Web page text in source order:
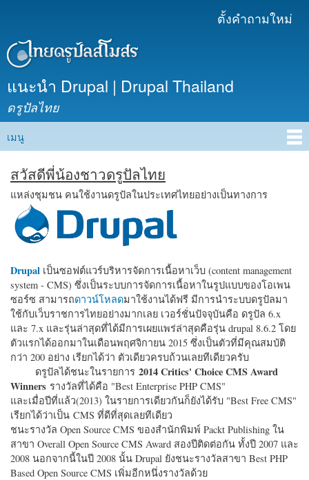
เนื้อหา
ตั้งคำถามใหม่
แนะนำ Drupal | Drupal Thailand
ดรูปัลไทย
Main menu
เมนู
สวัสดีพี่น้องชาวดรูปัลไทย
แหล่งชุมชน คนใช้งานดรูปัลในประเทศไทยอย่างเป็นทางการ
Drupal เป็นซอฟต์แวร์บริหารจัดการเนื้อหาเว็บ (content management
system - CMS) ซึ่งเป็นระบบการจัดการเนื้อหาในรูปแบบของโอเพน
ซอร์ซ สามารถดาวน์โหลดมาใช้งานได้ฟรี มีการนำระบบดรูปัลมา
ใช้กับเว็บราชการไทยอย่างมากเลย เวอร์ชั่นปัจจุบันคือ ดรูปัล 6.x
และ 7.x และรุ่นล่าสุดที่ได้มีการเผยแพร่ล่าสุดคือรุ่น drupal 8.6.2 โดย
ตัวแรกได้ออกมาในเดือนพฤศจิกายน 2015 ซึ่งเป็นตัวที่มีคุณสมบัติ
กว่า 200 อย่าง เรียกได้ว่า ตัวเดียวครบถ้วนเลยทีเดียวครับ
ดรูปัลได้ชนะในรายการ 2014 Critics' Choice CMS Award
Winners รางวัลที่ได้คือ "Best Enterprise PHP CMS"
และเมื่อปีที่แล้ว(2013) ในรายการเดียวกันก็ยังได้รับ "Best Free CMS"
เรียกได้ว่าเป็น CMS ที่ดีที่สุดเลยทีเดียว
ชนะรางวัล Open Source CMS ของสำนักพิมพ์ Packt Publishing ใน
สาขา Overall Open Source CMS Award สองปีติดต่อกัน ทั้งปี 2007 และ
2008 นอกจากนี้ในปี 2008 นั้น Drupal ยังชนะรางวัลสาขา Best PHP
Based Open Source CMS เพิ่มอีกหนึ่งรางวัลด้วย